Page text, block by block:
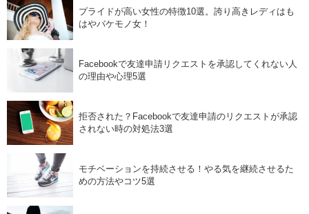
プライドが高い女性の特徴10選。誇り高きレディはも
はやバケモノ女！
Facebookで友達申請リクエストを承認してくれない人
の理由や心理5選
拒否された？Facebookで友達申請のリクエストが承認
されない時の対処法3選
モチベーションを持続させる！やる気を継続させるた
めの方法やコツ5選